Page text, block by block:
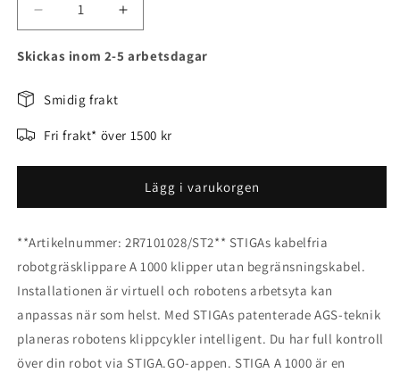
Minska
kvantitet
för
A
1000-
Kabelfri
Öka
kvantitet
för
Kabelfri
Skickas inom 2-5 arbetsdagar
Smidig frakt
Fri frakt* över 1500 kr
Lägg i varukorgen
**Artikelnummer: 2R7101028/ST2** STIGAs kabelfria
robotgräsklippare A 1000 klipper utan begränsningskabel.
Installationen är virtuell och robotens arbetsyta kan
anpassas när som helst. Med STIGAs patenterade AGS-teknik
planeras robotens klippcykler intelligent. Du har full kontroll
över din robot via STIGA.GO-appen. STIGA A 1000 är en